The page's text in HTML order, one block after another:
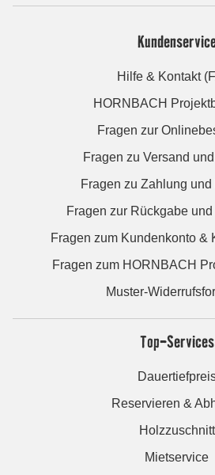
Hilfe & Kontakt
HORNBACH
Fragen zur
Fragen zu Versand
Fragen zu Zahlung
Fragen zur Rückgabe
Fragen zum Kundenkonto &
Fragen zum HORNBACH
Muster-
Top-Services
Reservieren &
Holzzuschnitt
Mietservice